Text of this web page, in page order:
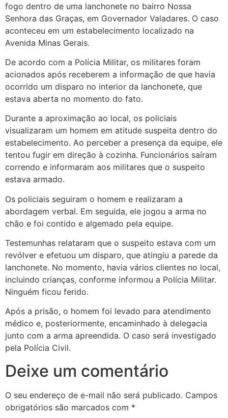
fogo dentro de uma lanchonete no bairro Nossa
Senhora das Graças, em Governador Valadares. O caso
aconteceu em um estabelecimento localizado na
Avenida Minas Gerais.
De acordo com a Polícia Militar, os militares foram
acionados após receberem a informação de que havia
ocorrido um disparo no interior da lanchonete, que
estava aberta no momento do fato.
Durante a aproximação ao local, os policiais
visualizaram um homem em atitude suspeita dentro do
estabelecimento. Ao perceber a presença da equipe, ele
tentou fugir em direção à cozinha. Funcionários saíram
correndo e informaram aos militares que o suspeito
estava armado.
Os policiais seguiram o homem e realizaram a
abordagem verbal. Em seguida, ele jogou a arma no
chão e foi contido e algemado pela equipe.
Testemunhas relataram que o suspeito estava com um
revólver e efetuou um disparo, que atingiu a parede da
lanchonete. No momento, havia vários clientes no local,
incluindo crianças, conforme informou a Polícia Militar.
Ninguém ficou ferido.
Após a prisão, o homem foi levado para atendimento
médico e, posteriormente, encaminhado à delegacia
junto com a arma apreendida. O caso será investigado
pela Polícia Civil.
Deixe um comentário
O seu endereço de e-mail não será publicado. Campos
obrigatórios são marcados com *